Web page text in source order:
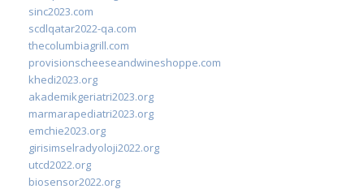
sinc2023.com
scdlqatar2022-qa.com
thecolumbiagrill.com
provisionscheeseandwineshoppe.com
khedi2023.org
akademikgeriatri2023.org
marmarapediatri2023.org
emchie2023.org
girisimselradyoloji2022.org
utcd2022.org
biosensor2022.org